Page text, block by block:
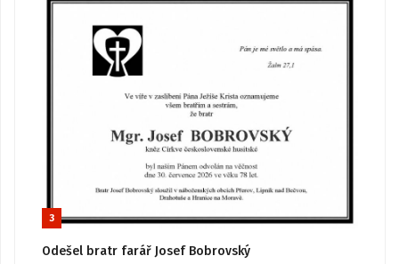
3
Odešel bratr farář Josef Bobrovský